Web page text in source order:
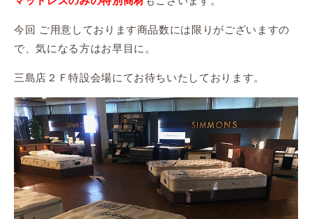
今回 ご用意しております商品数には限りがございますの
で、気になる方はお早目に。
三島店２Ｆ特設会場にてお待ちいたしております。